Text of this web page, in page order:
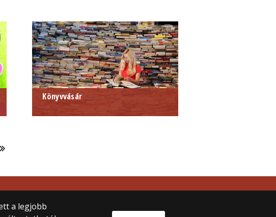
Könyvvásár
a legjobb